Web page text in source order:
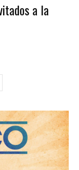
a la